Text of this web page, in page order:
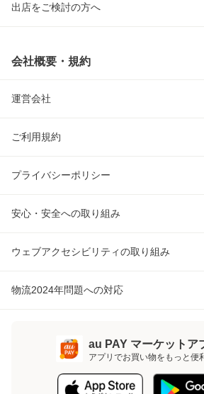
出店をご検討の方へ
会社概要・規約
運営会社
ご利用規約
プライバシーポリシー
安心・安全への取り組み
ウェブアクセシビリティの取り組み
物流2024年問題への対応
au PAY マーケットア
アプリでお買い物をもっと便